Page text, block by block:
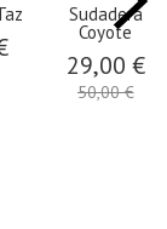
Sudadera
Coyote
29,00 €
50,00 €